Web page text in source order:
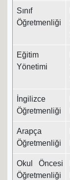
Sınıf
Öğretmenliği
Eğitim
Yönetimi
İngilizce
Öğretmenliği
Arapça
Öğretmenliği
Okul Öncesi
Öğretmenliği